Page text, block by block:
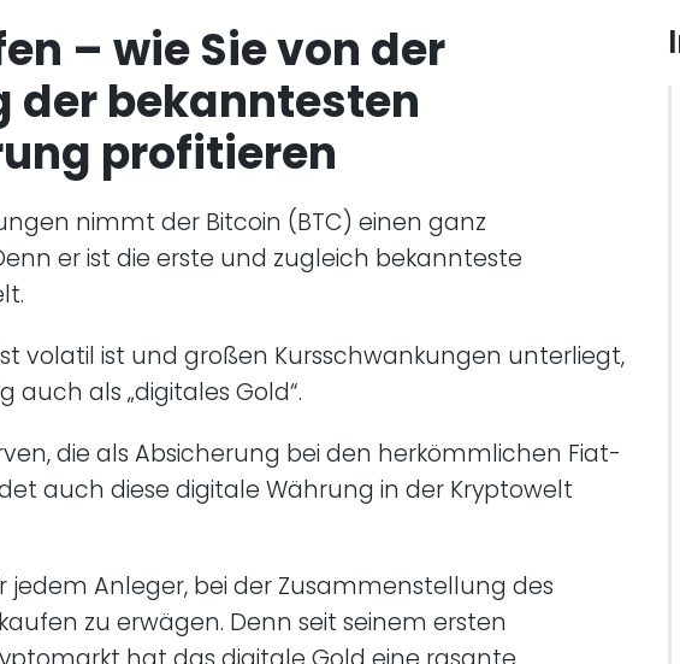
– wie Sie von der
der bekanntesten
profitieren
nimmt der Bitcoin (BTC) einen ganz
er ist die erste und zugleich bekannteste
volatil ist und großen Kursschwankungen unterliegt,
auch als „digitales Gold“.
die als Absicherung bei den herkömmlichen Fiat-
auch diese digitale Währung in der Kryptowelt
jedem Anleger, bei der Zusammenstellung des
zu erwägen. Denn seit seinem ersten